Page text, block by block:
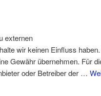
externen
wir keinen Einfluss
Gewähr übernehmen. Für
oder Betreiber der …